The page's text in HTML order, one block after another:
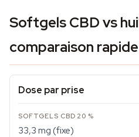
Softgels CBD vs
comparaison rapide
Dose par prise
33,3 mg (fixe)